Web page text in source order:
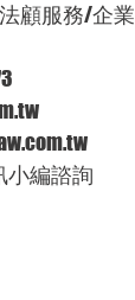
顧服務/企業
小編諮詢